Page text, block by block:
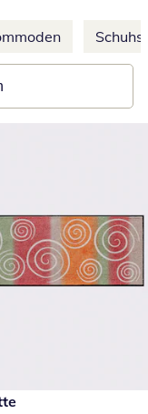
29,99 €
Preis 14,99 €,